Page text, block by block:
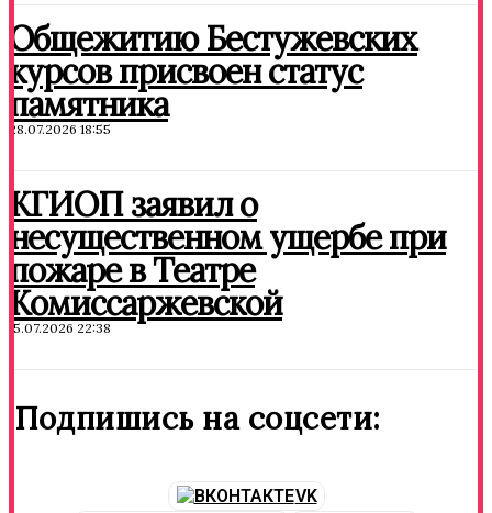
Общежитию Бестужевских
курсов присвоен статус
памятника
28.07.2026 18:55
КГИОП заявил о
несущественном ущербе при
пожаре в Театре
Комиссаржевской
15.07.2026 22:38
Подпишись на соцсети:
VK